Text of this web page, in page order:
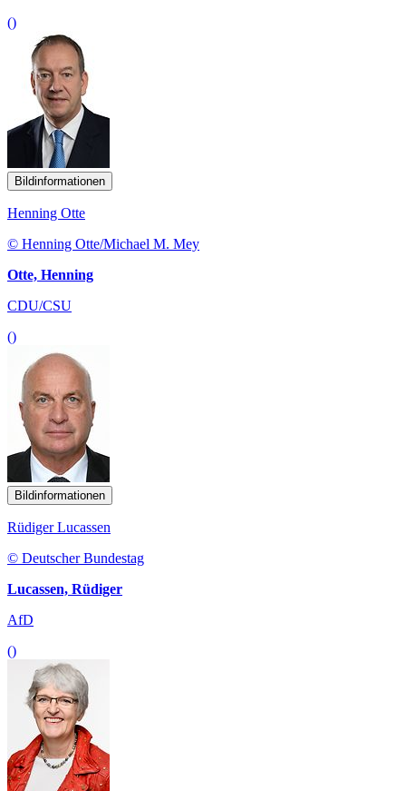
()
Bildinformationen
Henning Otte
© Henning Otte/Michael M. Mey
Otte, Henning
CDU/CSU
()
Bildinformationen
Rüdiger Lucassen
© Deutscher Bundestag
Lucassen, Rüdiger
AfD
()